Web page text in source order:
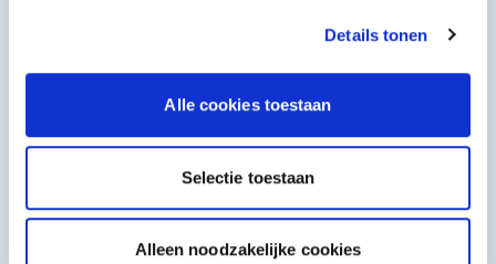
Details tonen
Alle cookies toestaan
Selectie toestaan
Alleen noodzakelijke cookies
Shoarma, Kebab & Grill Fast Food
Bekijk meer